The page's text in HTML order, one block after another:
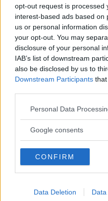
opt-out request is processed
interest-based ads based on
us or personal information
your opt-out. You may
disclosure of your personal
IAB’s list of downstream
also be disclosed by us to
Downstream Participants
Please note that this
not limited to your visit or
use your data for below
consent section.
Personal Data
Google consents
CONFIRM
Data Deletion Data
Vi Raccomandiamo...
Hair cracking o
Come non
capelli bianchi
Va detta però una
un limite. Guardiamo
copertine patinate e